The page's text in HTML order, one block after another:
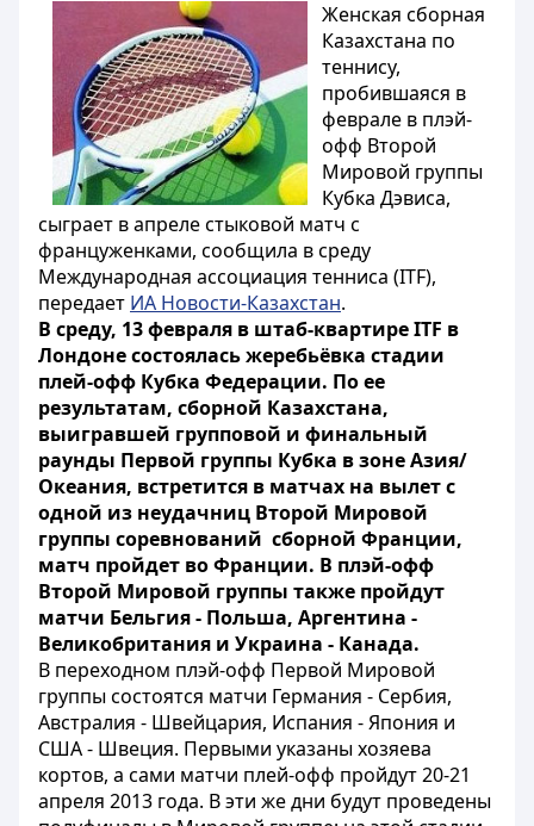
Женская сборная
Казахстана по
теннису,
пробившаяся в
феврале в плэй-
офф Второй
Мировой группы
Кубка Дэвиса,
сыграет в апреле стыковой матч с
француженками, сообщила в среду
Международная ассоциация тенниса (ITF),
передает ИА Новости-Казахстан.
В среду, 13 февраля в штаб-квартире ITF в
Лондоне состоялась жеребьёвка стадии
плей-офф Кубка Федерации. По ее
результатам, сборной Казахстана,
выигравшей групповой и финальный
раунды Первой группы Кубка в зоне Азия/
Океания, встретится в матчах на вылет с
одной из неудачниц Второй Мировой
группы соревнований сборной Франции,
матч пройдет во Франции. В плэй-офф
Второй Мировой группы также пройдут
матчи Бельгия - Польша, Аргентина -
Великобритания и Украина - Канада.
В переходном плэй-офф Первой Мировой
группы состоятся матчи Германия - Сербия,
Австралия - Швейцария, Испания - Япония и
США - Швеция. Первыми указаны хозяева
кортов, а сами матчи плей-офф пройдут 20-21
апреля 2013 года. В эти же дни будут проведены